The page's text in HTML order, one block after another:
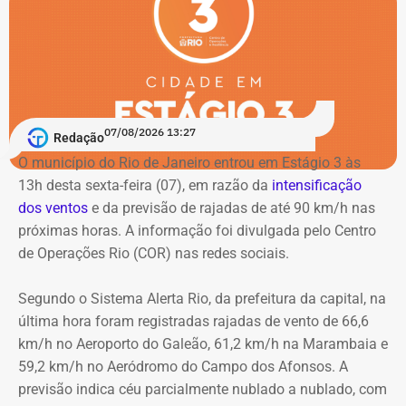
Além disso, em julho de 2025, as pesquisadoras Lisa Earl
Castilho, doutora em Letras, e a historiadora Wlamyra
Albuquerque, professora da Universidade Federal da
Bahia (UFBA), descobriram no Acervo Público da Bahia
doscumentos que comprovam que Luíza foi mãe do
advogado e jornalista Luiz Gama, um dos principais
abolicionistas do Brasil no século XIX.
Quartel-General da Polícia Militar, o Centro Integrado de
Comando e Controle (CICC), unidades estaduais de saúde
e educação e diversos equipamentos culturais.
O Cristo Redentor também será iluminado em lilás em
homenagem aos 20 anos da Lei Maria da Penha.
Como buscar ajuda
Ligue 180 – Central de Atendimento à Mulher
Aplicativo Rede Mulher
(DEAMs)
Centros Especializados de Atendimento à Mulher
(CEAMs)
Centros Integrados de Atendimento à Mulher (CIAMs)
Patrulha Maria da Penha, da Polícia Militar, para
Redação07/08/2026 13:27
O município do Rio de Janeiro entrou em Estágio 3 às
13h desta sexta-feira (07), em razão da intensificação
dos ventos e da previsão de rajadas de até 90 km/h nas
próximas horas. A informação foi divulgada pelo Centro
de Operações Rio (COR) nas redes sociais.
Segundo o Sistema Alerta Rio, da prefeitura da capital, na
última hora foram registradas rajadas de vento de 66,6
km/h no Aeroporto do Galeão, 61,2 km/h na Marambaia e
59,2 km/h no Aeródromo do Campo dos Afonsos. A
previsão indica céu parcialmente nublado a nublado, com